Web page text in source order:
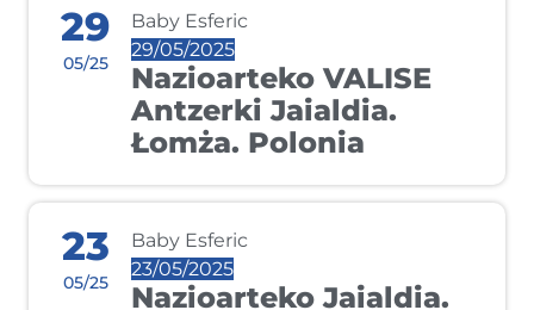
29
05/25
Baby Esferic
29/05/2025
Nazioarteko VALISE
Antzerki Jaialdia.
Łomża. Polonia
23
05/25
Baby Esferic
23/05/2025
Nazioarteko Jaialdia.